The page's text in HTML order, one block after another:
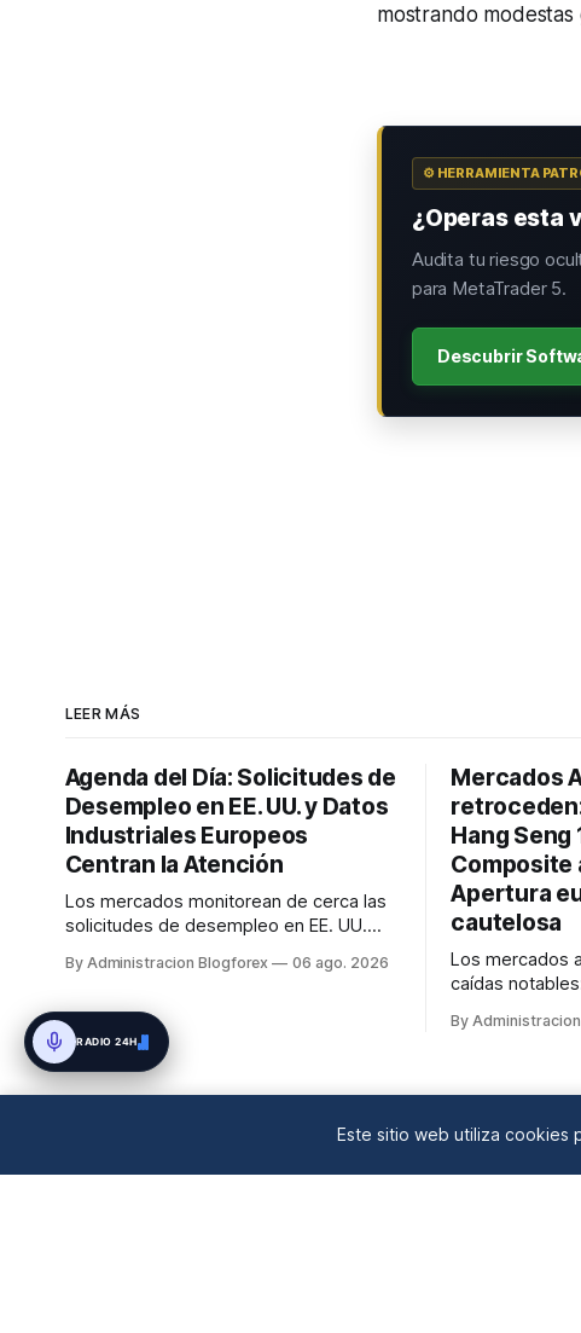
mostrando modestas
⚙️ HERRAMIENTA
¿Operas esta
Audita tu riesgo
para MetaTrader 5.
Descubrir
LEER MÁS
Agenda del Día: Solicitudes de
Desempleo en EE. UU. y Datos
Industriales Europeos
Centran la Atención
Los mercados monitorean de cerca las
solicitudes de desempleo en EE. UU.
mientras que en la Eurozona, las ventas
alemanes darán señales sobre el
consumo y la actividad industrial, con
referencias a datos recientes de 2026.
By Administracion Blogforex 06 ago. 2026
Mercados
retroceden:
Hang Seng
Composite
Apertura
cautelosa
Los mercados
caídas
arrastrados por
un 0.29%. La
By
Este sitio web utiliza cookies
RADIO 24H